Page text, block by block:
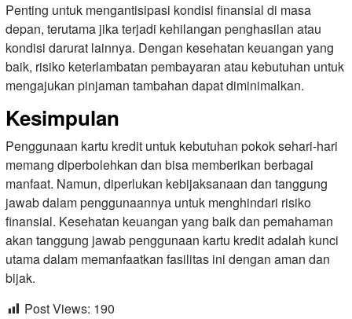
Penting untuk mengantisipasi kondisi finansial di masa
depan, terutama jika terjadi kehilangan penghasilan atau
kondisi darurat lainnya. Dengan kesehatan keuangan yang
baik, risiko keterlambatan pembayaran atau kebutuhan untuk
mengajukan pinjaman tambahan dapat diminimalkan.
Kesimpulan
Penggunaan kartu kredit untuk kebutuhan pokok sehari-hari
memang diperbolehkan dan bisa memberikan berbagai
manfaat. Namun, diperlukan kebijaksanaan dan tanggung
jawab dalam penggunaannya untuk menghindari risiko
finansial. Kesehatan keuangan yang baik dan pemahaman
akan tanggung jawab penggunaan kartu kredit adalah kunci
utama dalam memanfaatkan fasilitas ini dengan aman dan
bijak.
Post Views: 190